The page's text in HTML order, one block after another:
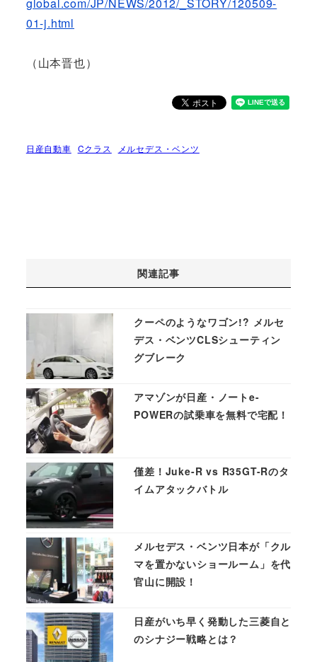
01-j.html
（山本晋也）
日産自動車 Cクラス メルセデス・ベンツ
関連記事
クーペのようなワゴン!? メルセ
デス・ベンツCLSシューティン
グブレーク
アマゾンが日産・ノートe-
POWERの試乗車を無料で宅配！
僅差！Juke-R vs R35GT-Rのタ
イムアタックバトル
メルセデス・ベンツ日本が「クル
マを置かないショールーム」を代
官山に開設！
日産がいち早く発動した三菱自と
のシナジー戦略とは？